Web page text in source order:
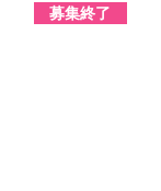
募集終了